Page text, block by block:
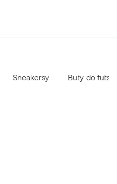
Sneakersy Buty do